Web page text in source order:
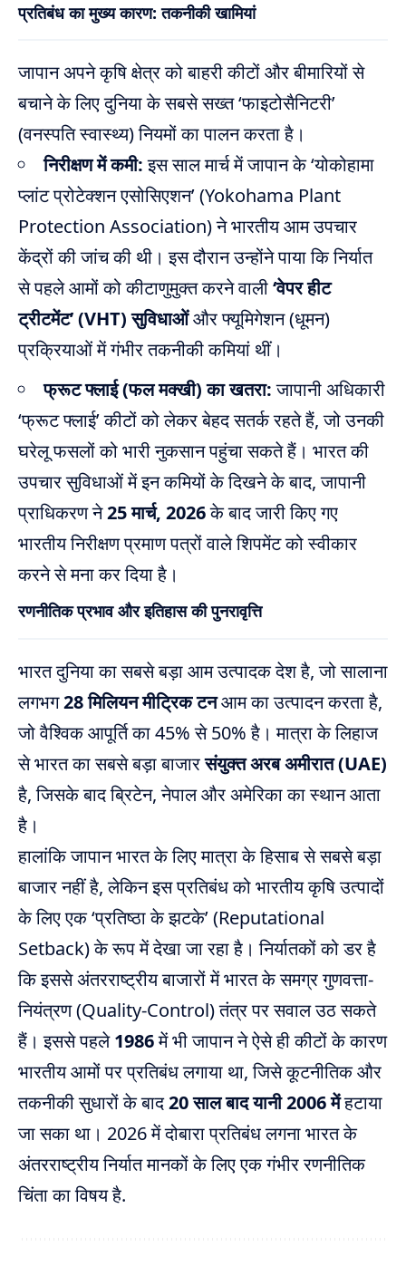
प्रतिबंध का मुख्य कारण: तकनीकी खामियां
जापान अपने कृषि क्षेत्र को बाहरी कीटों और बीमारियों से
बचाने के लिए दुनिया के सबसे सख्त ‘फाइटोसैनिटरी’
(वनस्पति स्वास्थ्य) नियमों का पालन करता है।
निरीक्षण में कमी:इस साल मार्च में जापान के ‘योकोहामा
प्लांट प्रोटेक्शन एसोसिएशन’ (Yokohama Plant
Protection Association) ने भारतीय आम उपचार
केंद्रों की जांच की थी। इस दौरान उन्होंने पाया कि निर्यात
से पहले आमों को कीटाणुमुक्त करने वाली‘वेपर हीट
ट्रीटमेंट’ (VHT) सुविधाओंऔर फ्यूमिगेशन (धूमन)
प्रक्रियाओं में गंभीर तकनीकी कमियां थीं।
फ्रूट फ्लाई (फल मक्खी) का खतरा:जापानी अधिकारी
‘फ्रूट फ्लाई’ कीटों को लेकर बेहद सतर्क रहते हैं, जो उनकी
घरेलू फसलों को भारी नुकसान पहुंचा सकते हैं। भारत की
उपचार सुविधाओं में इन कमियों के दिखने के बाद, जापानी
प्राधिकरण ने25 मार्च, 2026के बाद जारी किए गए
भारतीय निरीक्षण प्रमाण पत्रों वाले शिपमेंट को स्वीकार
करने से मना कर दिया है।
रणनीतिक प्रभाव और इतिहास की पुनरावृत्ति
भारत दुनिया का सबसे बड़ा आम उत्पादक देश है, जो सालाना
लगभग28 मिलियन मीट्रिक टनआम का उत्पादन करता है,
जो वैश्विक आपूर्ति का 45% से 50% है। मात्रा के लिहाज
से भारत का सबसे बड़ा बाजारसंयुक्त अरब अमीरात (UAE)
है, जिसके बाद ब्रिटेन, नेपाल और अमेरिका का स्थान आता
है।
हालांकि जापान भारत के लिए मात्रा के हिसाब से सबसे बड़ा
बाजार नहीं है, लेकिन इस प्रतिबंध को भारतीय कृषि उत्पादों
के लिए एक ‘प्रतिष्ठा के झटके’ (Reputational
Setback) के रूप में देखा जा रहा है। निर्यातकों को डर है
कि इससे अंतरराष्ट्रीय बाजारों में भारत के समग्र गुणवत्ता-
नियंत्रण (Quality-Control) तंत्र पर सवाल उठ सकते
हैं। इससे पहले1986में भी जापान ने ऐसे ही कीटों के कारण
भारतीय आमों पर प्रतिबंध लगाया था, जिसे कूटनीतिक और
तकनीकी सुधारों के बाद20 साल बाद यानी 2006 मेंहटाया
जा सका था। 2026 में दोबारा प्रतिबंध लगना भारत के
अंतरराष्ट्रीय निर्यात मानकों के लिए एक गंभीर रणनीतिक
चिंता का विषय है.